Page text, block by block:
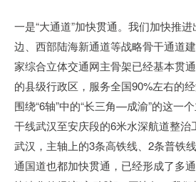
一是“大通道”加快贯通。我们加快推
边、西部陆海新通道等战略骨干通道
家综合立体交通网主骨架已经基本贯
的县级行政区，服务全国90%左右的
围绕“6轴”中的“长三角—成渝”的这一
干线武汉至安庆段的6米水深航道整治
武汉，主轴上的3条高铁线、2条普铁
通国道也都加快贯通，已经形成了多